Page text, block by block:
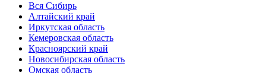
Вся Сибирь
Алтайский край
Иркутская область
Кемеровская область
Красноярский край
Новосибирская область
Омская область